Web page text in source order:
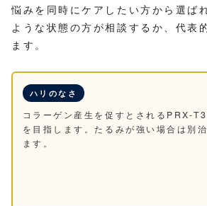
悩みを同時にケアしたい方から選ば
ような状態の方が相談するか、代表
ます。
ハリのなさ
コラーゲン産生を促すとされるPRX-
を目指します。たるみが強い場合は別
ます。